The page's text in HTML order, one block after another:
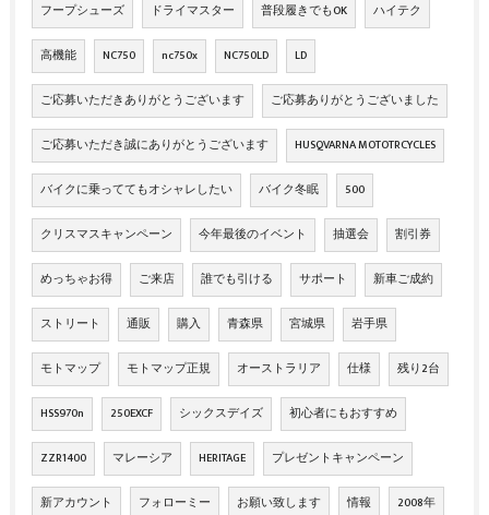
フープシューズ ドライマスター 普段履きでもOK ハイテク
高機能 NC750 nc750x NC750LD LD
ご応募いただきありがとうございます ご応募ありがとうございました
ご応募いただき誠にありがとうございます HUSQVARNA MOTOTRCYCLES
バイクに乗っててもオシャレしたい バイク冬眠 500
クリスマスキャンペーン 今年最後のイベント 抽選会 割引券
めっちゃお得 ご来店 誰でも引ける サポート 新車ご成約
ストリート 通販 購入 青森県 宮城県 岩手県
モトマップ モトマップ正規 オーストラリア 仕様 残り2台
HSS970n 250EXCF シックスデイズ 初心者にもおすすめ
ZZR1400 マレーシア HERITAGE プレゼントキャンペーン
新アカウント フォローミー お願い致します 情報 2008年